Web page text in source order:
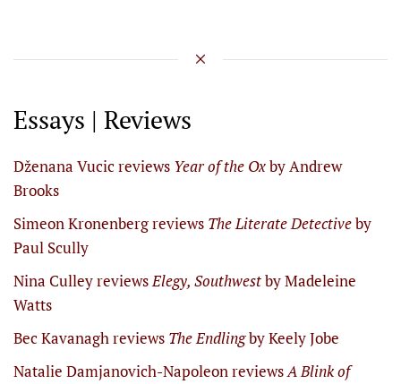
Essays | Reviews
Dženana Vucic reviews Year of the Oxby Andrew
Brooks
Simeon Kronenberg reviews The Literate Detectiveby
Paul Scully
Nina Culley reviewsElegy, Southwestby Madeleine
Watts
Bec Kavanagh reviews The Endlingby Keely Jobe
Natalie Damjanovich-Napoleon reviewsA Blink of